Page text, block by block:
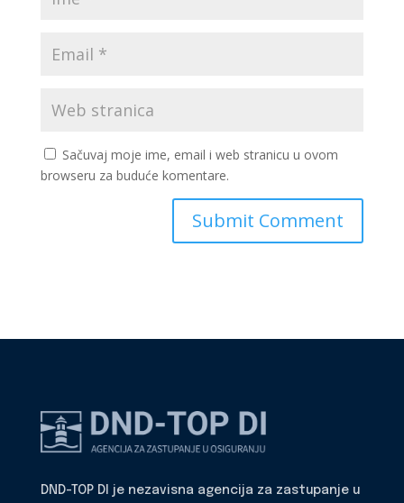
Sačuvaj moje ime, email i web stranicu u ovom
browseru za buduće komentare.
DND-TOP DI je nezavisna agencija za zastupanje u